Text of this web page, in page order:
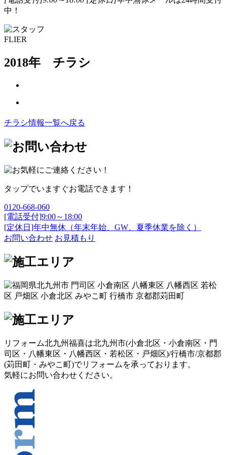
中！
FLIER
2018年 チラシ
チラシ情報一覧へ戻る
タップでいますぐお電話できます！
0120-668-060
[電話受付]9:00～18:00
[定休日]年中無休（年末年始、GW、夏季休業を除く）
お問い合わせ お見積もり
リフォーム北九州福喜は北九州市(小倉北区 ・ 小倉南区 ・ 門
司区 ・ 八幡東区 ・ 八幡西区 ・ 若松区 ・ 戸畑区)/行橋市/京都郡
(苅田町 ・ みやこ町)でリフォームを承っております。
気軽にお問い合わせください。